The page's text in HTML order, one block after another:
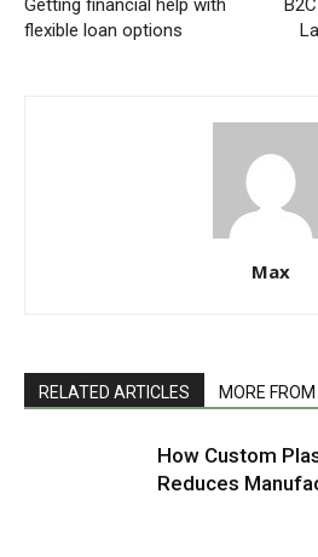
Getting financial help with
flexible loan options
Max
RELATED ARTICLES MORE
How Custom
Reduces